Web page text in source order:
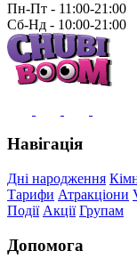
Пн-Пт - 11:00-21:00
Сб-Нд - 10:00-21:00
Навігація
Дні народження
Тарифи Атракціони
Події Акції Групам
Допомога